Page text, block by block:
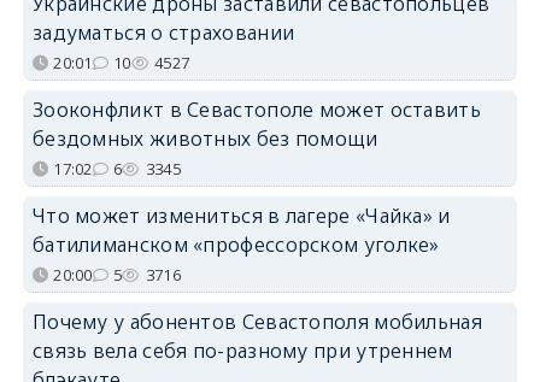
задуматься о страховании
20:01 10 4527
Зооконфликт в Севастополе может оставить
бездомных животных без помощи
17:02 6 3345
Что может измениться в лагере «Чайка» и
батилиманском «профессорском уголке»
20:00 5 3716
Почему у абонентов Севастополя мобильная
связь вела себя по-разному при утреннем